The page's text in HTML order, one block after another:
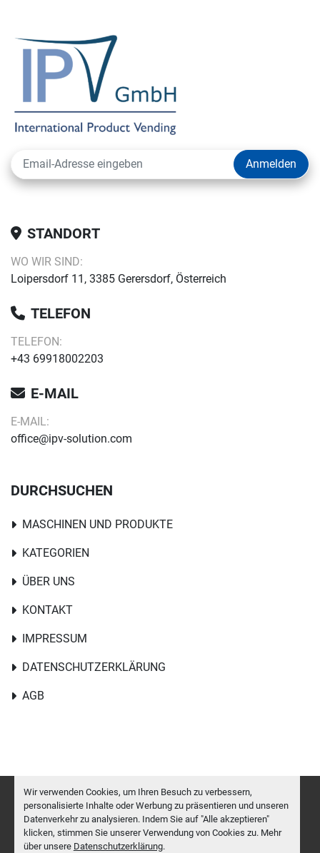
Wir verwenden Cookies, um Ihren Besuch zu verbessern,
personalisierte Inhalte oder Werbung zu präsentieren und unseren
Datenverkehr zu analysieren. Indem Sie auf "Alle akzeptieren"
klicken, stimmen Sie unserer Verwendung von Cookies zu. Mehr
über unsere Datenschutzerklärung.
Anmelden
STANDORT
WO WIR SIND:
Loipersdorf 11, 3385 Gerersdorf, Österreich
TELEFON
TELEFON:
+43 69918002203
E-MAIL
E-MAIL:
office@ipv-solution.com
DURCHSUCHEN
MASCHINEN UND PRODUKTE
KATEGORIEN
ÜBER UNS
KONTAKT
IMPRESSUM
DATENSCHUTZERKLÄRUNG
AGB
Cookie-Einstellungen
Machinio System-Website von